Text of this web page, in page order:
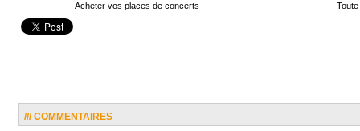
Acheter vos places de concerts
/// COMMENTAIRES